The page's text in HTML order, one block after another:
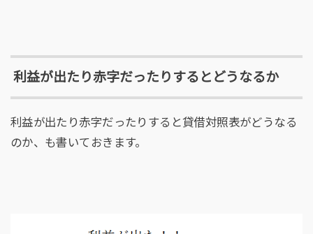
利益が出たり赤字だったりするとどうなるか
利益が出たり赤字だったりすると貸借対照表がどうなる
のか、も書いておきます。